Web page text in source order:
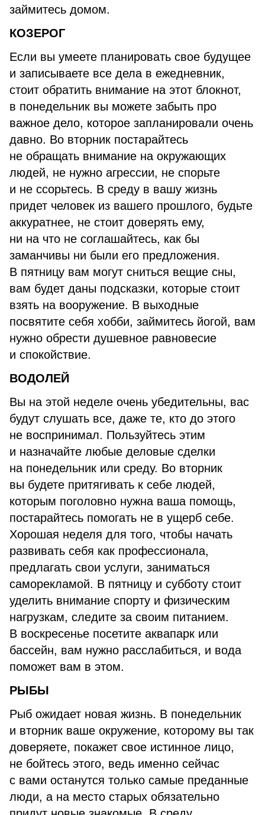
займитесь домом.
КОЗЕРОГ
Если вы умеете планировать свое будущее
и записываете все дела в ежедневник,
стоит обратить внимание на этот блокнот,
в понедельник вы можете забыть про
важное дело, которое запланировали очень
давно. Во вторник постарайтесь
не обращать внимание на окружающих
людей, не нужно агрессии, не спорьте
и не ссорьтесь. В среду в вашу жизнь
придет человек из вашего прошлого, будьте
аккуратнее, не стоит доверять ему,
ни на что не соглашайтесь, как бы
заманчивы ни были его предложения.
В пятницу вам могут сниться вещие сны,
вам будет даны подсказки, которые стоит
взять на вооружение. В выходные
посвятите себя хобби, займитесь йогой, вам
нужно обрести душевное равновесие
и спокойствие.
ВОДОЛЕЙ
Вы на этой неделе очень убедительны, вас
будут слушать все, даже те, кто до этого
не воспринимал. Пользуйтесь этим
и назначайте любые деловые сделки
на понедельник или среду. Во вторник
вы будете притягивать к себе людей,
которым поголовно нужна ваша помощь,
постарайтесь помогать не в ущерб себе.
Хорошая неделя для того, чтобы начать
развивать себя как профессионала,
предлагать свои услуги, заниматься
саморекламой. В пятницу и субботу стоит
уделить внимание спорту и физическим
нагрузкам, следите за своим питанием.
В воскресенье посетите аквапарк или
бассейн, вам нужно расслабиться, и вода
поможет вам в этом.
РЫБЫ
Рыб ожидает новая жизнь. В понедельник
и вторник ваше окружение, которому вы так
доверяете, покажет свое истинное лицо,
не бойтесь этого, ведь именно сейчас
с вами останутся только самые преданные
люди, а на место старых обязательно